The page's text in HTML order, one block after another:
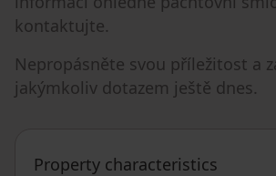
kontaktujte.
Nepropásněte svou příležitost a
jakýmkoliv dotazem ještě dnes.
Property characteristics